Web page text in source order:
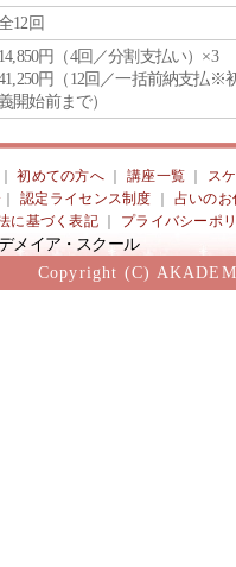
12回
14,850円（4回／分割支払い）×3
円（12回／一括前納支払※
開始前まで）
｜初めての方へ 講座一覧
ス
｜認定ライセンス制度
占いのお
に基づく表記 プライバシーポ
Copyright (C)